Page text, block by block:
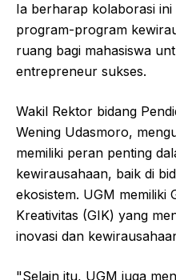
Ia berharap kolaborasi
program-program
ruang bagi mahasiswa
entrepreneur sukses.
Wakil Rektor bidang
Wening Udasmoro,
memiliki peran penting
kewirausahaan, baik di
ekosistem. UGM memiliki
Kreativitas (GIK) yang
inovasi dan
"Selain itu, UGM juga